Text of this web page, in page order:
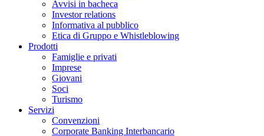
Avvisi in bacheca
Investor relations
Informativa al pubblico
Etica di Gruppo e Whistleblowing
Prodotti
Famiglie e privati
Imprese
Giovani
Soci
Turismo
Servizi
Convenzioni
Corporate Banking Interbancario